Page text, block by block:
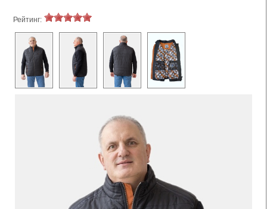
Рейтинг: